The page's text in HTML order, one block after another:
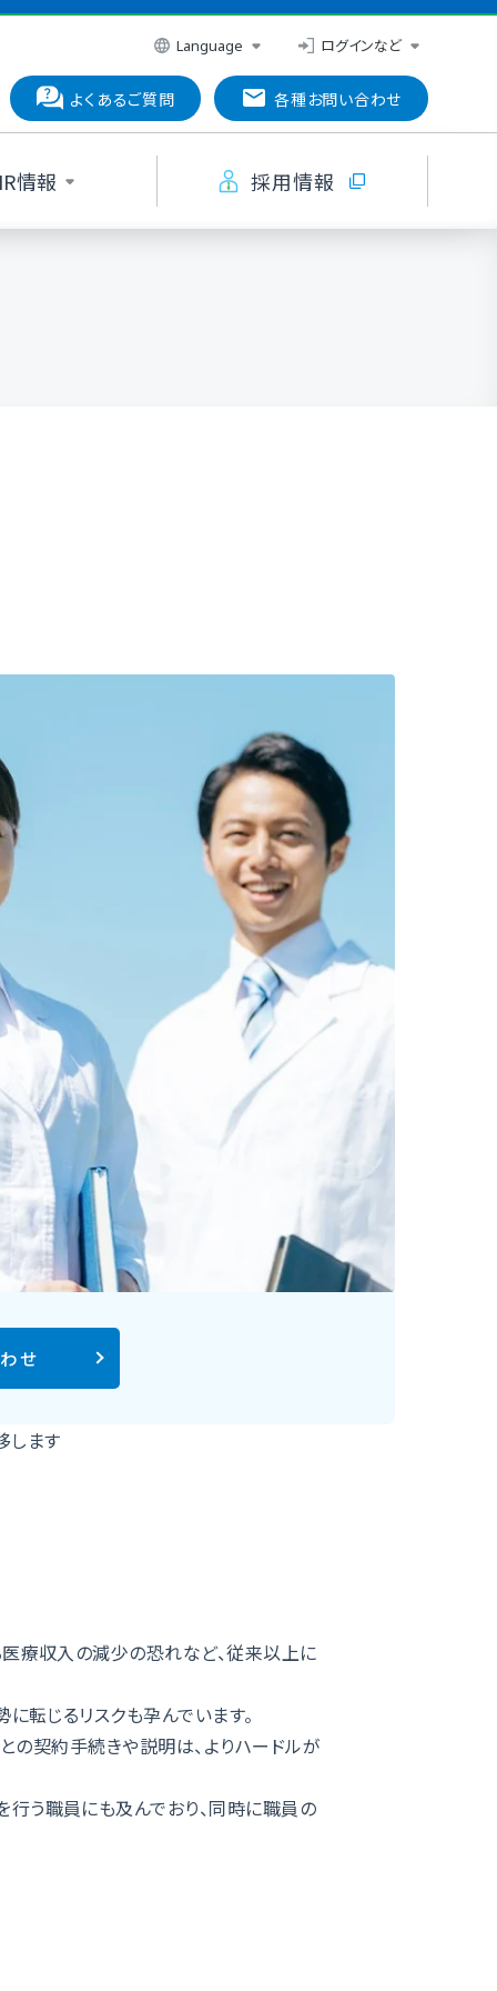
Language ログインなど
よくあるご質問 各種お問い合わせ
情報 採用情報
せ
します
療収入の減少の恐れなど、従来以上に
転じるリスクも孕んでいます。
の契約手続きや説明は、よりハードルが
う職員にも及んでおり、同時に職員の